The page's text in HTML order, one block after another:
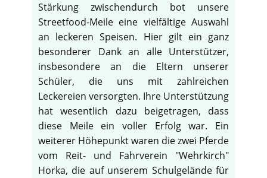
Stärkung zwischendurch bot unsere
Streetfood-Meile eine vielfältige Auswahl
an leckeren Speisen. Hier gilt ein ganz
besonderer Dank an alle Unterstützer,
insbesondere an die Eltern unserer
Schüler, die uns mit zahlreichen
Leckereien versorgten. Ihre Unterstützung
hat wesentlich dazu beigetragen, dass
diese Meile ein voller Erfolg war. Ein
weiterer Höhepunkt waren die zwei Pferde
vom Reit- und Fahrverein "Wehrkirch"
Horka, die auf unserem Schulgelände für